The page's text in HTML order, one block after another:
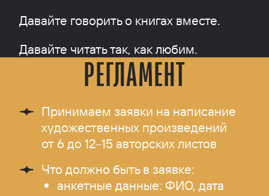
Давайте говорить о книгах вместе.
Давайте читать так, как любим.
РЕГЛАМЕНТ
Принимаем заявки на написание
художественных произведений
от 6 до 12–15 авторских листов
Что должно быть в заявке:
анкетные данные: ФИО, дата